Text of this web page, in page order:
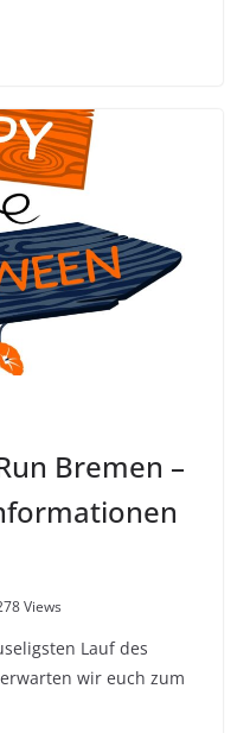
Bremen –
Views
Lauf des
wir euch zum